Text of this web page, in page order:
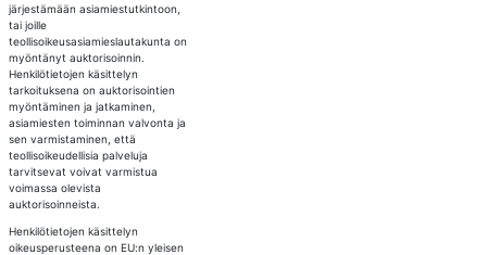
järjestämään asiamiestutkintoon,
tai joille
teollisoikeusasiamieslautakunta on
myöntänyt auktorisoinnin.
Henkilötietojen käsittelyn
tarkoituksena on auktorisointien
myöntäminen ja jatkaminen,
asiamiesten toiminnan valvonta ja
sen varmistaminen, että
teollisoikeudellisia palveluja
tarvitsevat voivat varmistua
voimassa olevista
auktorisoinneista.
Henkilötietojen käsittelyn
oikeusperusteena on EU:n yleisen